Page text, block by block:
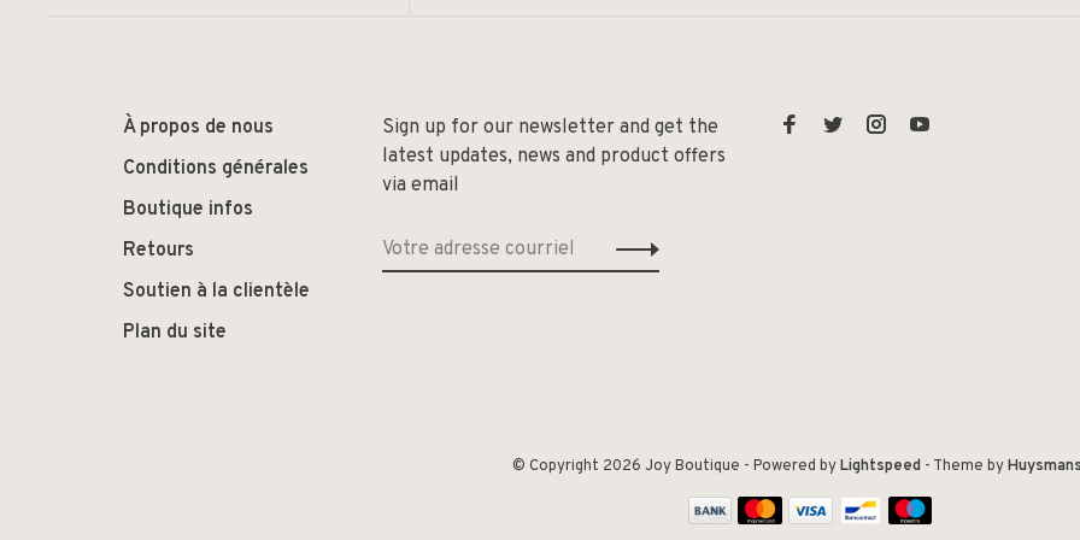
À propos de nous
Conditions générales
Boutique infos
Retours
Soutien à la clientèle
Plan du site
Sign up for our newsletter and get the
latest updates, news and product offers
via email
© Copyright 2026 Joy Boutique - Powered byLightspeed- Theme by